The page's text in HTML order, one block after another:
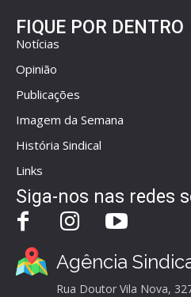
FIQUE POR DENTRO
Notícias
Opinião
Publicações
Imagem da Semana
História Sindical
Links
Siga-nos nas redes
Agência
Rua Doutor Vila Nova,